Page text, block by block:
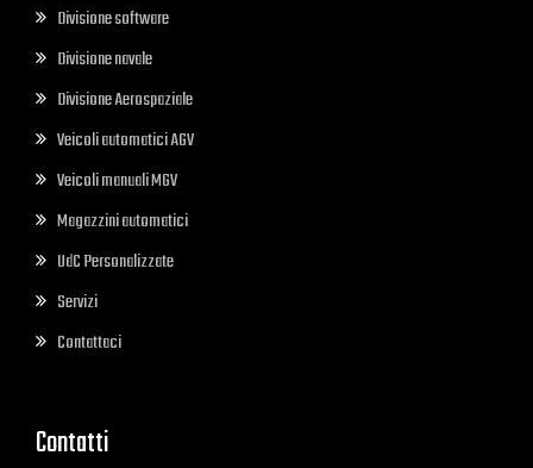
Divisione software
Divisione navale
Divisione Aerospaziale
Veicoli automatici AGV
Veicoli manuali MGV
Magazzini automatici
UdC Personalizzate
Servizi
Contattaci
Contatti